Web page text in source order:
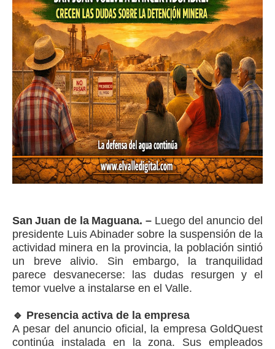
San Juan de la Maguana. – Luego del anuncio del
presidente Luis Abinader sobre la suspensión de la
actividad minera en la provincia, la población sintió
un breve alivio. Sin embargo, la tranquilidad
parece desvanecerse: las dudas resurgen y el
temor vuelve a instalarse en el Valle.
🔹 Presencia activa de la empresa
A pesar del anuncio oficial, la empresa GoldQuest
continúa instalada en la zona. Sus empleados